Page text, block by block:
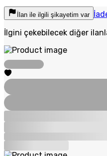
İlan ile ilgili şikayetim var
İlgini çekebilecek diğer